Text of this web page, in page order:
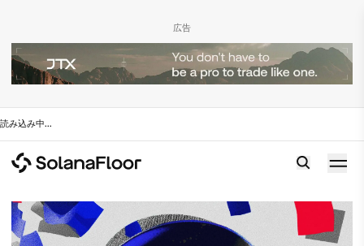
広告
読み込み中...